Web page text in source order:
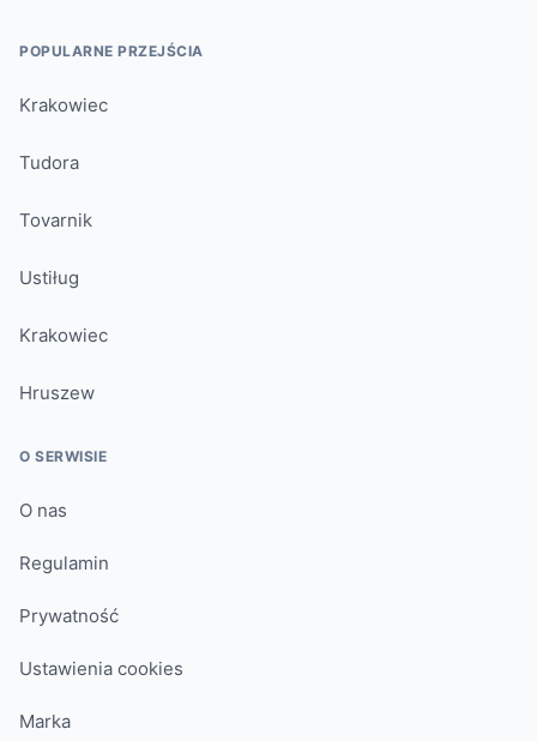
POPULARNE PRZEJŚCIA
Krakowiec
Tudora
Tovarnik
Ustiług
Krakowiec
Hruszew
O SERWISIE
O nas
Regulamin
Prywatność
Ustawienia cookies
Marka